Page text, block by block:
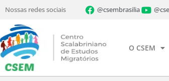
Nossas redes sociais @csembrasilia
O CSEM